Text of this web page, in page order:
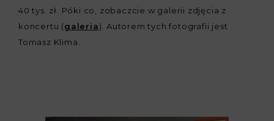
WYDARZENIA
40 tys. zł. Póki co, zobaczcie w galerii zdjęcia z
koncertu (galeria). Autorem tych fotografii jest
Tomasz Klima.